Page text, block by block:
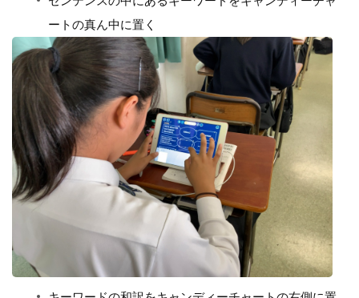
ートの真ん中に置く